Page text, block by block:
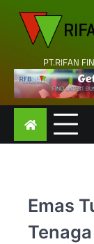
content
PT.RIFAN
Emas